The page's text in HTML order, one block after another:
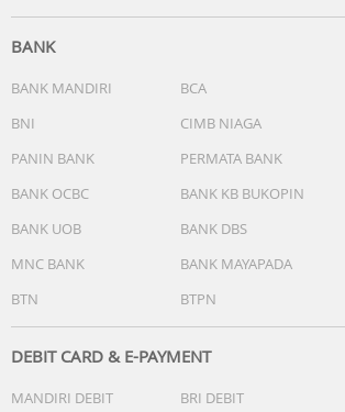
NFC
Yes
Bluetooth Version
Bluetooth Profiles
A2DP, AVRCP, HFP, HSP
Wear OS Powered by Samsung
Super AMOLED
Size (Main Display)
BANK
BANK MANDIRI BCA
BNI
CIMB NIAGA
PANIN BANK
PERMATA BANK
BANK OCBC
BANK KB BUKOPIN
BANK UOB
BANK DBS
MNC BANK
BANK MAYAPADA
BTN
BTPN
DEBIT CARD & E-PAYMENT
MANDIRI DEBIT BRI DEBIT